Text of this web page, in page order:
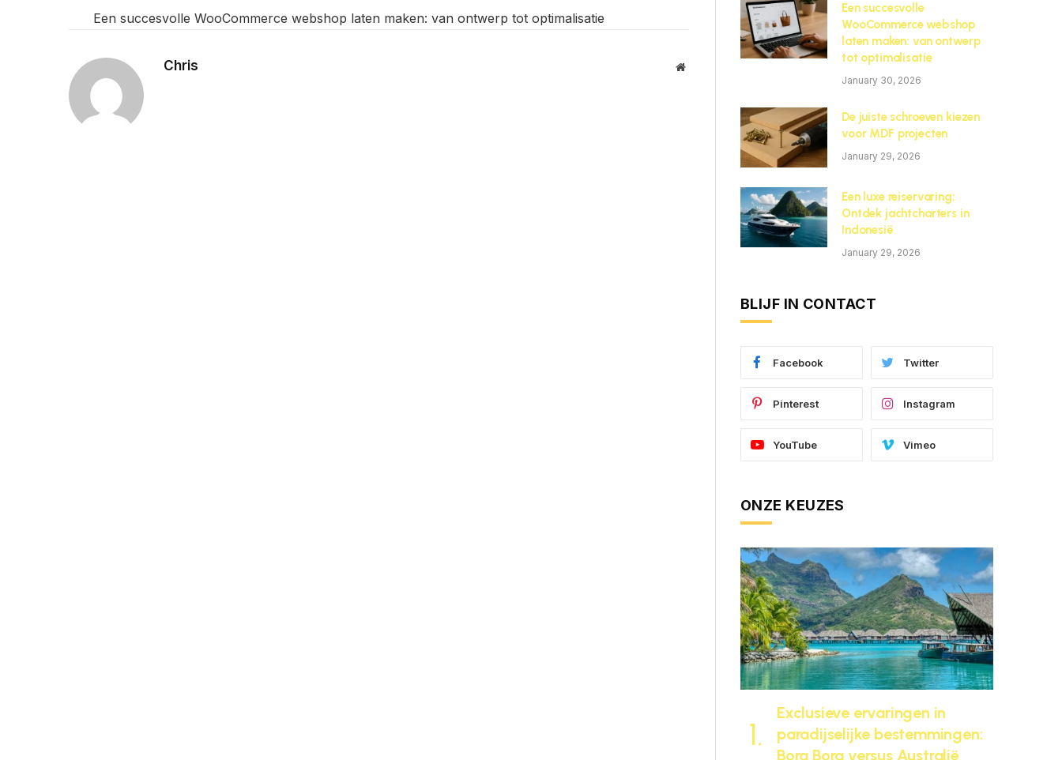
Een succesvolle WooCommerce webshop laten maken: van ontwerp tot optimalisatie
Chris Website
Een succesvolle
WooCommerce webshop
laten maken: van ontwerp
tot optimalisatie
January 30, 2026
De juiste schroeven kiezen
voor MDF projecten
January 29, 2026
Een luxe reiservaring:
Ontdek jachtcharters in
Indonesië
January 29, 2026
BLIJF IN CONTACT
Facebook Twitter
Pinterest Instagram
YouTube Vimeo
ONZE KEUZES
Exclusieve ervaringen in
paradijselijke bestemmingen:
Bora Bora versus Australië